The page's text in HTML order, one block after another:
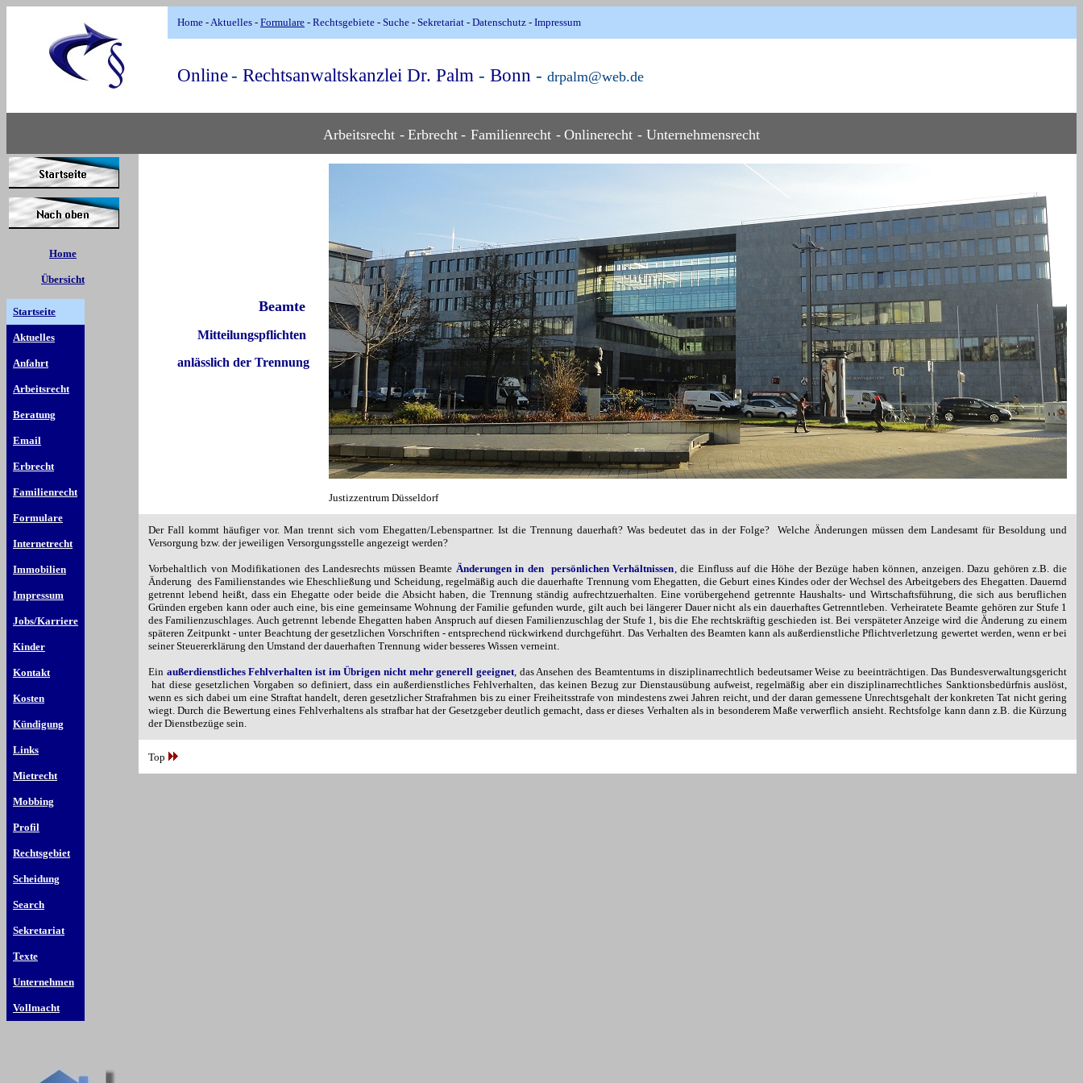
Home -Aktuelles - Formulare - Rechtsgebiete - Suche - Sekretariat - Datenschutz - Impressum
Online- Rechtsanwaltskanzlei Dr. Palm - Bonn - drpalm@web.de
Arbeitsrecht - Erbrecht - Familienrecht - Onlinerecht - Unternehmensrecht
Home
Übersicht
Startseite
Aktuelles
Anfahrt
Arbeitsrecht
Beratung
Email
Erbrecht
Familienrecht
Formulare
Internetrecht
Immobilien
Impressum
Jobs/Karriere
Kinder
Kontakt
Kosten
Kündigung
Links
Mietrecht
Mobbing
Profil
Rechtsgebiet
Scheidung
Search
Sekretariat
Texte
Unternehmen
Vollmacht
Beamte
Mitteilungspflichten
anlässlich der Trennung
Justizzentrum Düsseldorf
Der Fall kommt häufiger vor. Man trennt sich vom Ehegatten/Lebenspartner. Ist die Trennung dauerhaft? Was bedeutet das in der Folge? Welche Änderungen müssen dem Landesamt für Besoldung und
Versorgung bzw. der jeweiligen Versorgungsstelle angezeigt werden?
Vorbehaltlich von Modifikationen des Landesrechts müssen Beamte Änderungen in den persönlichen Verhältnissen, die Einfluss auf die Höhe der Bezüge haben können, anzeigen. Dazu gehören z.B. die
Änderung des Familienstandes wie Eheschließung und Scheidung, regelmäßig auch die dauerhafte Trennung vom Ehegatten, die Geburt eines Kindes oder der Wechsel des Arbeitgebers des Ehegatten. Dauernd
getrennt lebend heißt, dass ein Ehegatte oder beide die Absicht haben, die Trennung ständig aufrechtzuerhalten. Eine vorübergehend getrennte Haushalts- und Wirtschaftsführung, die sich aus beruflichen
Gründen ergeben kann oder auch eine, bis eine gemeinsame Wohnung der Familie gefunden wurde, gilt auch bei längerer Dauer nicht als ein dauerhaftes Getrenntleben. Verheiratete Beamte gehören zur Stufe 1
des Familienzuschlages. Auch getrennt lebende Ehegatten haben Anspruch auf diesen Familienzuschlag der Stufe 1, bis die Ehe rechtskräftig geschieden ist. Bei verspäteter Anzeige wird die Änderung zu einem
späteren Zeitpunkt - unter Beachtung der gesetzlichen Vorschriften - entsprechend rückwirkend durchgeführt. Das Verhalten des Beamten kann als außerdienstliche Pflichtverletzung gewertet werden, wenn er bei
seiner Steuererklärung den Umstand der dauerhaften Trennung wider besseres Wissen verneint.
Ein außerdienstliches Fehlverhalten ist im Übrigen nicht mehr generell geeignet, das Ansehen des Beamtentums in disziplinarrechtlich bedeutsamer Weise zu beeinträchtigen. Das Bundesverwaltungsgericht
hat diese gesetzlichen Vorgaben so definiert, dass ein außerdienstliches Fehlverhalten, das keinen Bezug zur Dienstausübung aufweist, regelmäßig aber ein disziplinarrechtliches Sanktionsbedürfnis auslöst,
wenn es sich dabei um eine Straftat handelt, deren gesetzlicher Strafrahmen bis zu einer Freiheitsstrafe von mindestens zwei Jahren reicht, und der daran gemessene Unrechtsgehalt der konkreten Tat nicht gering
wiegt. Durch die Bewertung eines Fehlverhaltens als strafbar hat der Gesetzgeber deutlich gemacht, dass er dieses Verhalten als in besonderem Maße verwerflich ansieht. Rechtsfolge kann dann z.B. die Kürzung
der Dienstbezüge sein.
Top